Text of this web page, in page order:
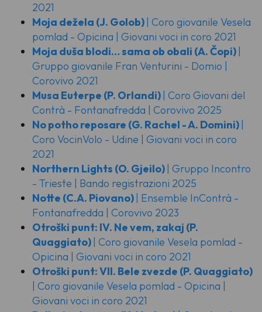
2021
Moja dežela (J. Golob) | Coro giovanile Vesela
pomlad - Opicina | Giovani voci in coro 2021
Moja duša blodi… sama ob obali (A. Čopi) |
Gruppo giovanile Fran Venturini - Domio |
Corovivo 2021
Musa Euterpe (P. Orlandi) | Coro Giovani del
Contrà - Fontanafredda | Corovivo 2025
No potho reposare (G. Rachel - A. Domini) |
Coro VocinVolo - Udine | Giovani voci in coro
2021
Northern Lights (O. Gjeilo) | Gruppo Incontro
- Trieste | Bando registrazioni 2025
Notte (C.A. Piovano) | Ensemble InContrà -
Fontanafredda | Corovivo 2023
Otroški punt: IV. Ne vem, zakaj (P.
Quaggiato) | Coro giovanile Vesela pomlad -
Opicina | Giovani voci in coro 2021
Otroški punt: VII. Bele zvezde (P. Quaggiato)
| Coro giovanile Vesela pomlad - Opicina |
Giovani voci in coro 2021